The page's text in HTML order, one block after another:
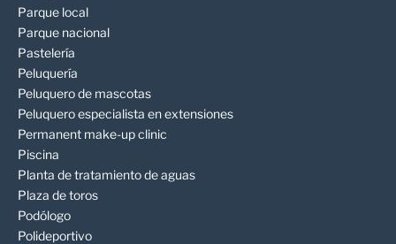
Parque local
Parque nacional
Pastelería
Peluquería
Peluquero de mascotas
Peluquero especialista en extensiones
Permanent make-up clinic
Piscina
Planta de tratamiento de aguas
Plaza de toros
Podólogo
Polideportivo